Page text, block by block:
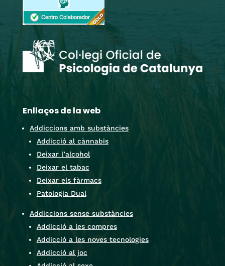
Enllaços de la web
Addiccions amb substàncies
Addicció al cànnabis
Deixar l’alcohol
Deixar el tabac
Deixar els fàrmacs
Patologia Dual
Addiccions sense substàncies
Addicció a les compres
Addicció a les noves tecnologies
Addicció al joc